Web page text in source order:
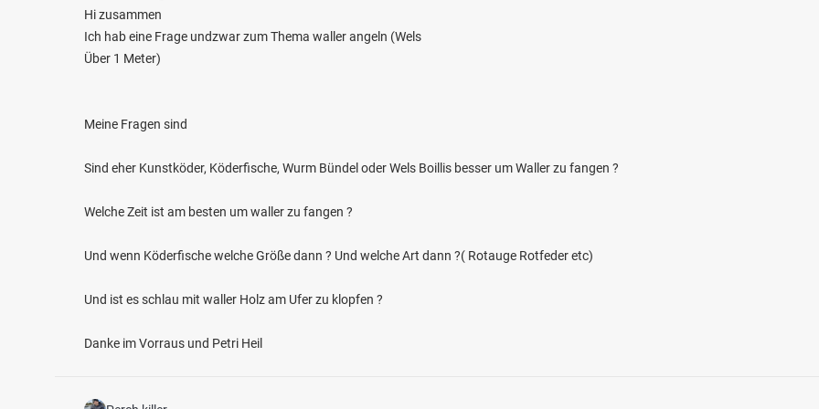
Fischarten: Wels, Karpfen, Zander, Hecht, Rapfen Fischarten: Karpfen, Brachse, Hecht, Graskarpfen
Hi zusammen
Ich hab eine Frage undzwar zum Thema waller angeln (Wels
Über 1 Meter)
Meine Fragen sind
Sind eher Kunstköder, Köderfische, Wurm Bündel oder Wels Boillis besser um Waller zu fangen ?
Welche Zeit ist am besten um waller zu fangen ?
Und wenn Köderfische welche Größe dann ? Und welche Art dann ?( Rotauge Rotfeder etc)
Und ist es schlau mit waller Holz am Ufer zu klopfen ?
Danke im Vorraus und Petri Heil